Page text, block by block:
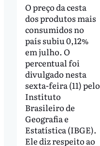
O preço da cesta
dos produtos mais
consumidos no
país subiu 0,12%
em julho. O
percentual foi
divulgado nesta
sexta-feira (11) pelo
Instituto
Brasileiro de
Geografia e
Estatística (IBGE).
Ele diz respeito ao